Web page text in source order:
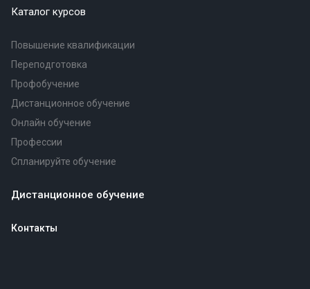
Каталог курсов
Повышение квалификации
Переподготовка
Профобучение
Дистанционное обучение
Онлайн обучение
Профессии
Спланируйте обучение
Дистанционное обучение
Контакты